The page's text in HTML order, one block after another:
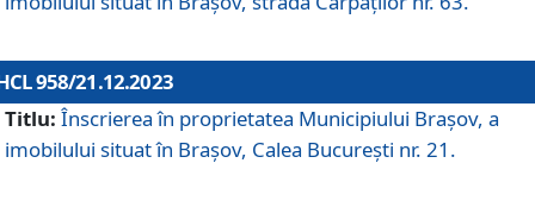
958/21.12.2023
Titlu: Înscrierea în proprietatea Municipiului Brașov, a
imobilului situat în Brașov, Calea București nr. 21.